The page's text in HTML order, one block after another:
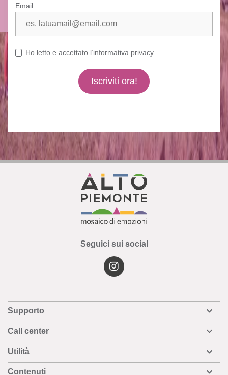
Email
Ho letto e accettato l’informativa privacy
Seguici sui social
Supporto
Call center
Utilità
Contenuti